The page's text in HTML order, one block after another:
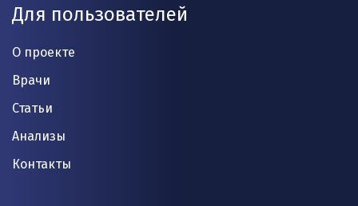
Для пользователей
О проекте
Врачи
Статьи
Анализы
Контакты